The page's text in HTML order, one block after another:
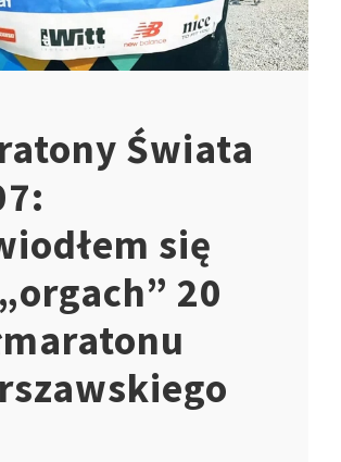
Świata
się
20